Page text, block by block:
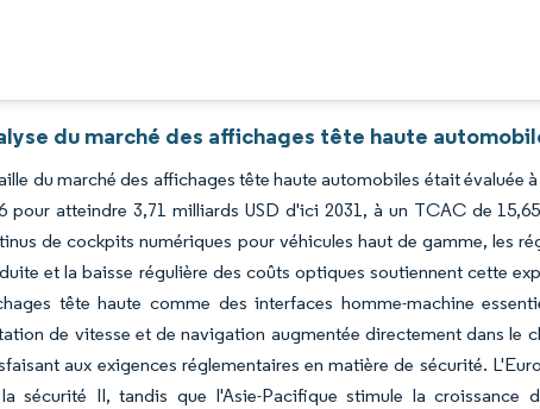
du marché des affichages tête haute
du marché des affichages tête haute automobiles était évaluée
pour atteindre 3,71 milliards USD d'ici 2031, à un TCAC de
de cockpits numériques pour véhicules haut de gamme, les
et la baisse régulière des coûts optiques soutiennent cette
tête haute comme des interfaces homme-machine
de vitesse et de navigation augmentée directement dans le
aux exigences réglementaires en matière de sécurité.
sécurité II, tandis que l'Asie-Pacifique stimule la